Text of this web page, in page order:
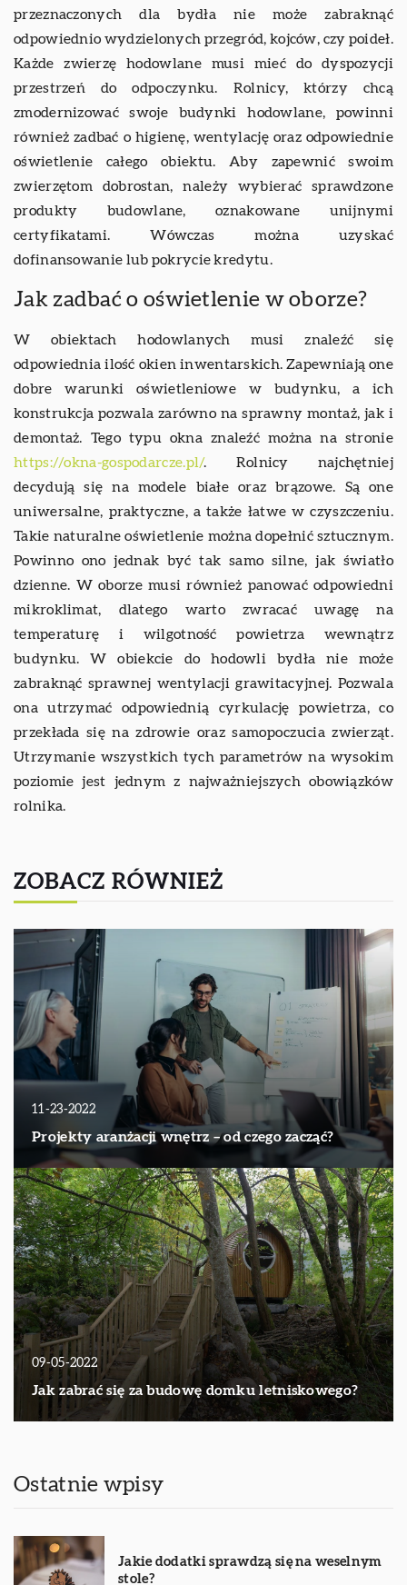
przeznaczonych dla bydła nie może zabraknąć
odpowiednio wydzielonych przegród, kojców, czy poideł.
Każde zwierzę hodowlane musi mieć do dyspozycji
przestrzeń do odpoczynku. Rolnicy, którzy chcą
zmodernizować swoje budynki hodowlane, powinni
również zadbać o higienę, wentylację oraz odpowiednie
oświetlenie całego obiektu. Aby zapewnić swoim
zwierzętom dobrostan, należy wybierać sprawdzone
produkty budowlane, oznakowane unijnymi
certyfikatami. Wówczas można uzyskać
dofinansowanie lub pokrycie kredytu.
Jak zadbać o oświetlenie w oborze?
W obiektach hodowlanych musi znaleźć się
odpowiednia ilość okien inwentarskich. Zapewniają one
dobre warunki oświetleniowe w budynku, a ich
konstrukcja pozwala zarówno na sprawny montaż, jak i
demontaż. Tego typu okna znaleźć można na stronie
https://okna-gospodarcze.pl/. Rolnicy najchętniej
decydują się na modele białe oraz brązowe. Są one
uniwersalne, praktyczne, a także łatwe w czyszczeniu.
Takie naturalne oświetlenie można dopełnić sztucznym.
Powinno ono jednak być tak samo silne, jak światło
dzienne. W oborze musi również panować odpowiedni
mikroklimat, dlatego warto zwracać uwagę na
temperaturę i wilgotność powietrza wewnątrz
budynku. W obiekcie do hodowli bydła nie może
zabraknąć sprawnej wentylacji grawitacyjnej. Pozwala
ona utrzymać odpowiednią cyrkulację powietrza, co
przekłada się na zdrowie oraz samopoczucia zwierząt.
Utrzymanie wszystkich tych parametrów na wysokim
poziomie jest jednym z najważniejszych obowiązków
rolnika.
ZOBACZ RÓWNIEŻ
11-23-2022
Projekty aranżacji wnętrz – od czego zacząć?
09-05-2022
Jak zabrać się za budowę domku letniskowego?
Ostatnie wpisy
Jakie dodatki sprawdzą się na weselnym
stole?